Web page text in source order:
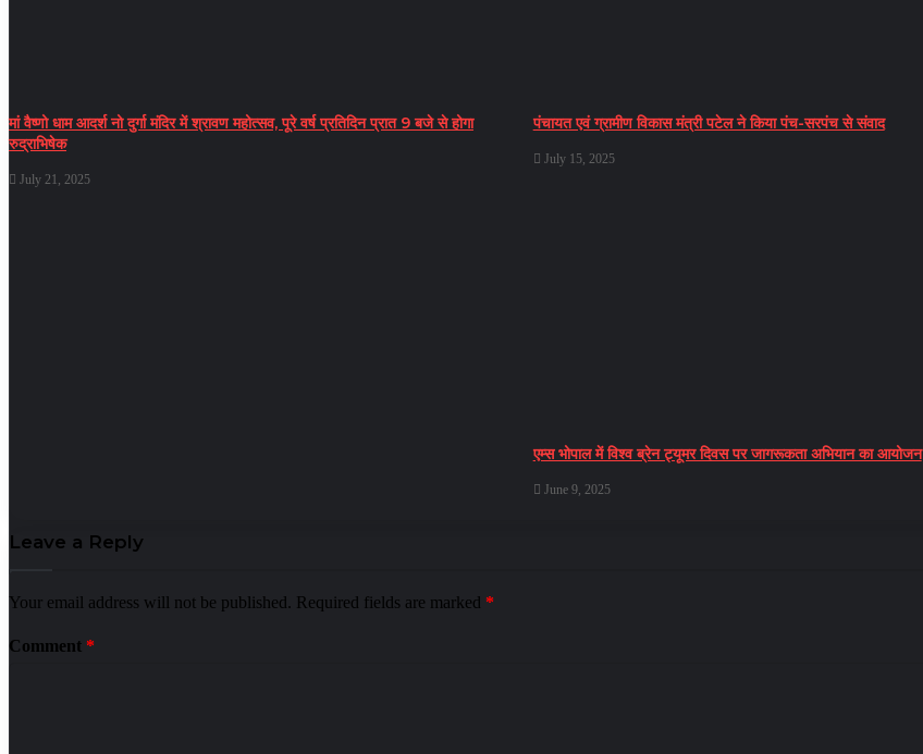
मां वैष्णो धाम आदर्श नो दुर्गा मंदिर में श्रावण महोत्सव, पूरे वर्ष प्रतिदिन प्रात 9 बजे से होगा
रुद्राभिषेक
July 21, 2025
पंचायत एवं ग्रामीण विकास मंत्री पटेल ने किया पंच-सरपंच से संवाद
July 15, 2025
एम्स भोपाल में विश्व ब्रेन ट्यूमर दिवस पर जागरूकता अभियान का आयोजन
June 9, 2025
Leave a Reply
Your email address will not be published. Required fields are marked *
Comment *